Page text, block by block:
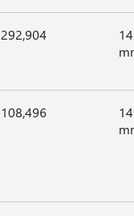
292,904
108,496